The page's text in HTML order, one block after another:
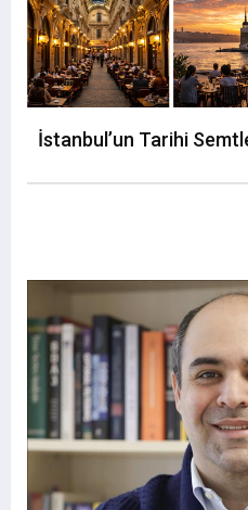
İstanbul’un Tarihi